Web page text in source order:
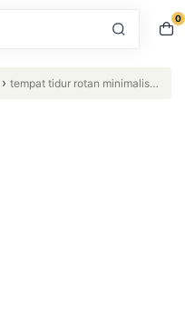
0
› tempat tidur rotan minimalis